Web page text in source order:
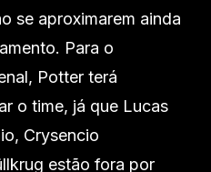
se aproximarem ainda
Para o
Potter terá
o time, já que Lucas
Crysencio
estão fora por